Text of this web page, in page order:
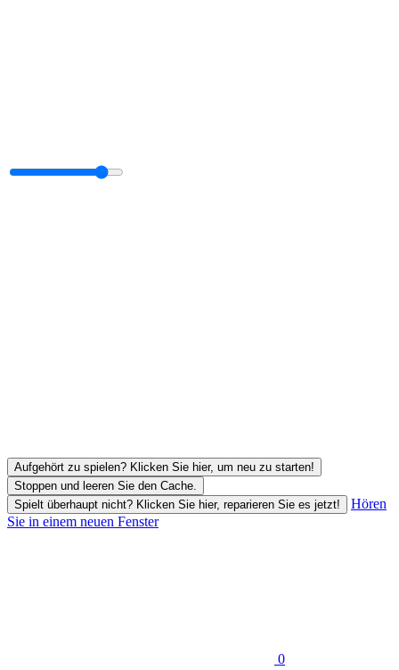
Aufgehört zu spielen? Klicken Sie hier, um neu zu starten!
Stoppen und leeren Sie den Cache.
Spielt überhaupt nicht? Klicken Sie hier, reparieren Sie es jetzt!
Hören
Sie in einem neuen Fenster
0